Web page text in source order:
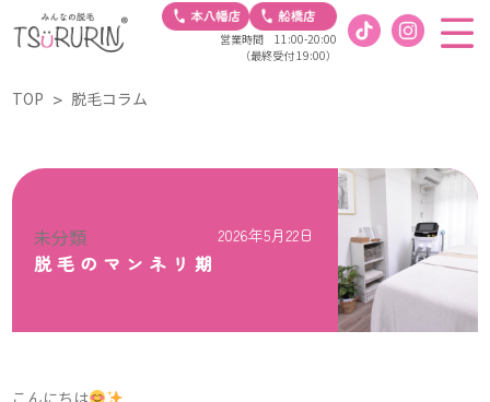
営業時間 11:00-20:00
（最終受付 19:00）
TOP 脱毛コラム
未分類 2026年5月22日
脱毛のマンネリ期
こんにちは